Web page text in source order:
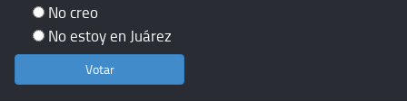
No creo
No estoy en Juárez